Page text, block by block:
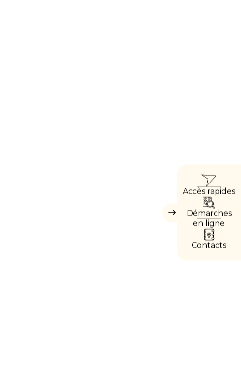
Masquer
Accès rapides
Démarches
en ligne
Contacts